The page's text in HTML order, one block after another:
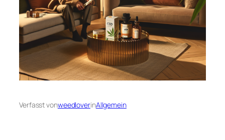
Verfasst vonweedloverinAllgemein